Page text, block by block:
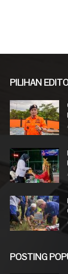
PILIHAN
POSTING